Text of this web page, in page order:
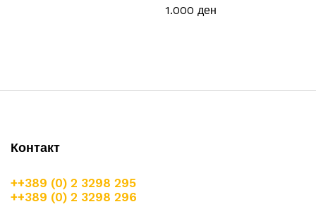
1.000 ден
Контакт
++389 (0) 2 3298 295
++389 (0) 2 3298 296